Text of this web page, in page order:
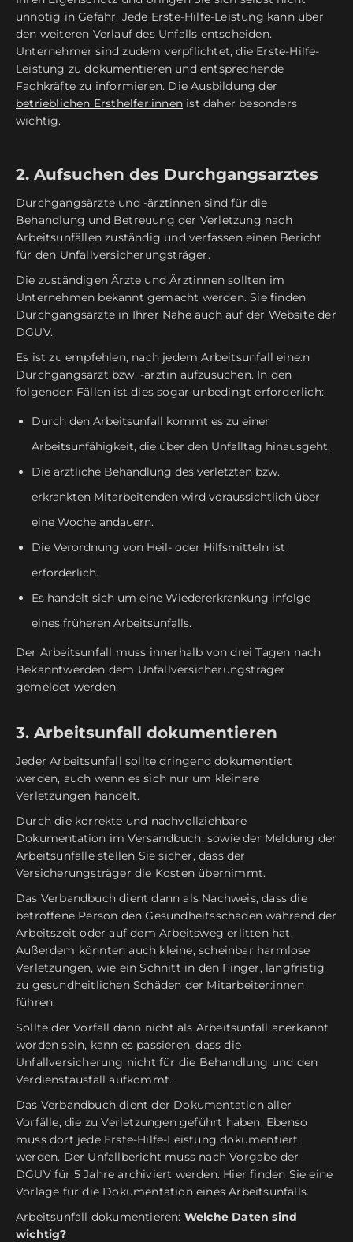
unnötig in Gefahr. Jede Erste-Hilfe-Leistung kann über
den weiteren Verlauf des Unfalls entscheiden.
Unternehmer sind zudem verpflichtet, die Erste-Hilfe-
Leistung zu dokumentieren und entsprechende
Fachkräfte zu informieren. Die Ausbildung der
betrieblichen Ersthelfer:innen ist daher besonders
wichtig.
2. Aufsuchen des Durchgangsarztes
Durchgangsärzte und -ärztinnen sind für die
Behandlung und Betreuung der Verletzung nach
Arbeitsunfällen zuständig und verfassen einen Bericht
für den Unfallversicherungsträger.
Die zuständigen Ärzte und Ärztinnen sollten im
Unternehmen bekannt gemacht werden. Sie finden
Durchgangsärzte in Ihrer Nähe auch auf der Website der
DGUV.
Es ist zu empfehlen, nach jedem Arbeitsunfall eine:n
Durchgangsarzt bzw. -ärztin aufzusuchen. In den
folgenden Fällen ist dies sogar unbedingt erforderlich:
Durch den Arbeitsunfall kommt es zu einer
Arbeitsunfähigkeit, die über den Unfalltag hinausgeht.
Die ärztliche Behandlung des verletzten bzw.
erkrankten Mitarbeitenden wird voraussichtlich über
eine Woche andauern.
Die Verordnung von Heil- oder Hilfsmitteln ist
erforderlich.
Es handelt sich um eine Wiedererkrankung infolge
eines früheren Arbeitsunfalls.
Der Arbeitsunfall muss innerhalb von drei Tagen nach
Bekanntwerden dem Unfallversicherungsträger
gemeldet werden.
3. Arbeitsunfall dokumentieren
Jeder Arbeitsunfall sollte dringend dokumentiert
werden, auch wenn es sich nur um kleinere
Verletzungen handelt.
Durch die korrekte und nachvollziehbare
Dokumentation im Versandbuch, sowie der Meldung der
Arbeitsunfälle stellen Sie sicher, dass der
Versicherungsträger die Kosten übernimmt.
Das Verbandbuch dient dann als Nachweis, dass die
betroffene Person den Gesundheitsschaden während der
Arbeitszeit oder auf dem Arbeitsweg erlitten hat.
Außerdem könnten auch kleine, scheinbar harmlose
Verletzungen, wie ein Schnitt in den Finger, langfristig
zu gesundheitlichen Schäden der Mitarbeiter:innen
führen.
Sollte der Vorfall dann nicht als Arbeitsunfall anerkannt
worden sein, kann es passieren, dass die
Unfallversicherung nicht für die Behandlung und den
Verdienstausfall aufkommt.
Das Verbandbuch dient der Dokumentation aller
Vorfälle, die zu Verletzungen geführt haben. Ebenso
muss dort jede Erste-Hilfe-Leistung dokumentiert
werden. Der Unfallbericht muss nach Vorgabe der
DGUV für 5 Jahre archiviert werden. Hier finden Sie eine
Vorlage für die Dokumentation eines Arbeitsunfalls.
Arbeitsunfall dokumentieren: Welche Daten sind
wichtig?